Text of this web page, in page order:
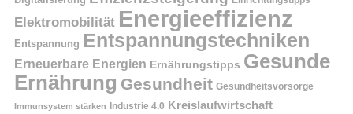
Elektromobilität Energieeffizienz
Entspannung Entspannungstechniken
Erneuerbare Energien Ernährungstipps Gesunde
Ernährung Gesundheit Gesundheitsvorsorge
Immunsystem stärken Industrie 4.0 Kreislaufwirtschaft